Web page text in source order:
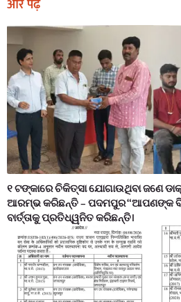
और पढ़ें
୧ ଟଙ୍କାରେ ଚିକିତ୍ସା ଯୋଗାଉଥିବା ଜଣେ
ଆରମ୍ଭ କରିଛନ୍ତି – ପଦମପୁର “ଆପଣଙ୍କ ବିପି
ବାର୍ତ୍ତାକୁ ପ୍ରତିଧ୍ୱନିତ କରିଛନ୍ତି।